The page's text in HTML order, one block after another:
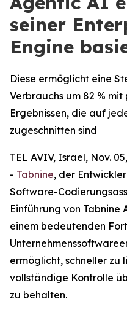
seiner
Engine
Diese ermöglicht eine
Verbrauchs um 82 %
Ergebnissen, die auf
zugeschnitten sind
TEL AVIV, Israel, Nov.
- Tabnine, der
Software-
Einführung von
einem bedeutenden
ermöglicht, schneller zu
vollständige Kontrolle
zu behalten.